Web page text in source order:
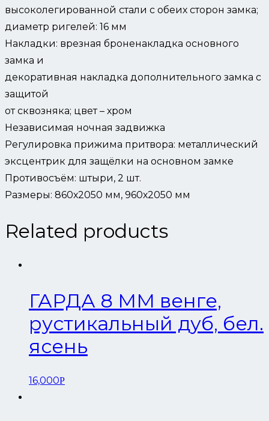
высоколегированной стали с обеих сторон замка;
диаметр ригелей: 16 мм
Накладки: врезная броненакладка основного
замка и
декоративная накладка дополнительного замка с
защитой
от сквозняка; цвет – хром
Независимая ночная задвижка
Регулировка прижима притвора: металлический
эксцентрик для защёлки на основном замке
Противосъём: штыри, 2 шт.
Размеры: 860х2050 мм, 960х2050 мм
Related products
ГАРДА 8 ММ венге,
рустикальный дуб, бел.
ясень
16,000Р